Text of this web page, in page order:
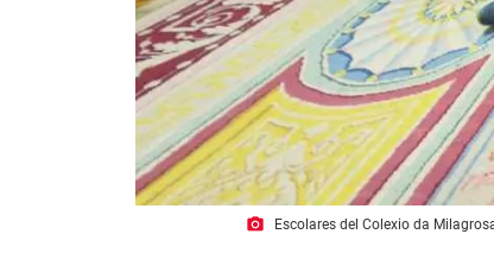
photo_camera Escolares del Colexio da